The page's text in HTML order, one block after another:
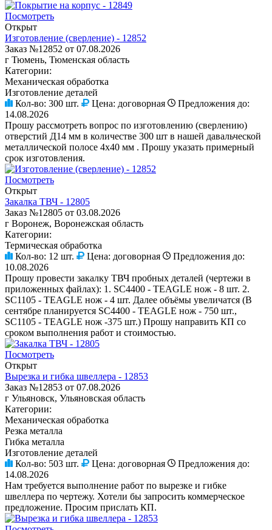
Посмотреть
Открыт
Изготовление (сверление) - 12852
Заказ №12852 от 07.08.2026
г Тюмень, Тюменская область
Категории:
Механическая обработка
Изготовление деталей
Кол-во: 300 шт. Цена: договорная
Предложения до:
14.08.2026
Прошу рассмотреть вопрос по изготовлению (сверлению)
отверстий Д14 мм в количестве 300 шт в нашей давальческой
металлической полосе 4х40 мм . Прошу указать примерный
срок изготовления.
Посмотреть
Открыт
Закалка ТВЧ - 12805
Заказ №12805 от 03.08.2026
г Воронеж, Воронежская область
Категории:
Термическая обработка
Кол-во: 12 шт. Цена: договорная
Предложения до:
10.08.2026
Прошу провести закалку ТВЧ пробных деталей (чертежи в
приложенных файлах): 1. SC4400 - TEAGLE нож - 8 шт. 2.
SC1105 - TEAGLE нож - 4 шт. Далее объёмы увеличатся (В
сентябре планируется SC4400 - TEAGLE нож - 750 шт.,
SC1105 - TEAGLE нож -375 шт.) Прошу направить КП со
сроком выполнения работ и стоимостью.
Посмотреть
Открыт
Вырезка и гибка швеллера - 12853
Заказ №12853 от 07.08.2026
г Ульяновск, Ульяновская область
Категории:
Механическая обработка
Резка металла
Гибка металла
Изготовление деталей
Кол-во: 503 шт. Цена: договорная
Предложения до:
14.08.2026
Нам требуется выполнение работ по вырезке и гибке
швеллера по чертежу. Хотели бы запросить коммерческое
предложение. Просим прислать КП.